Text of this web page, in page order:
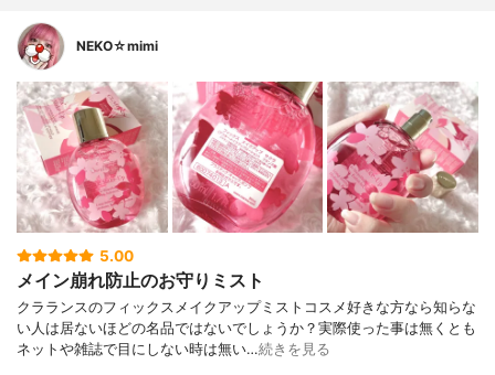
NEKO☆mimi
5.00
メイン崩れ防止のお守りミスト
クラランスのフィックスメイクアップミストコスメ好きな方なら知らな
い人は居ないほどの名品ではないでしょうか？実際使った事は無くとも
ネットや雑誌で目にしない時は無い…続きを見る